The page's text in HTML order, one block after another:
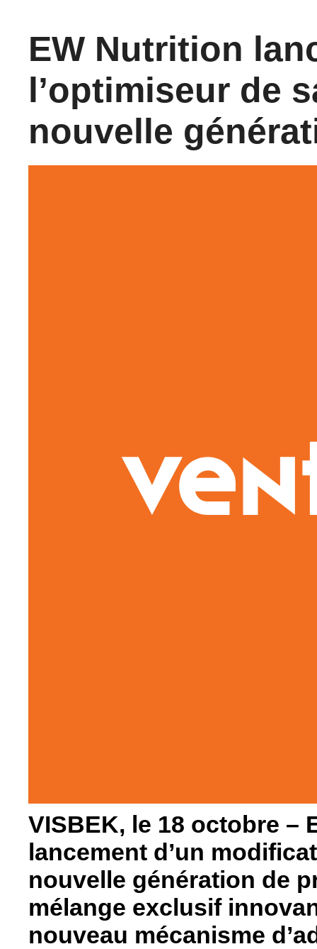
EW Nutrition
l’optimiseur de
nouvelle
VISBEK, le 18 octobre –
lancement d’un
nouvelle génération de
mélange exclusif
nouveau mécanisme